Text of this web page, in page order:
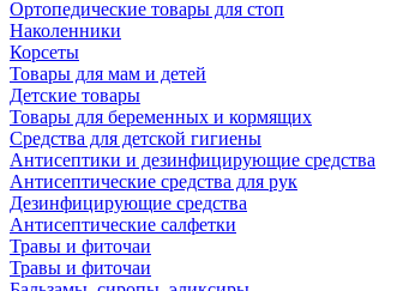
Ортопедические товары для стоп
Наколенники
Корсеты
Товары для мам и детей
Детские товары
Товары для беременных и кормящих
Средства для детской гигиены
Антисептики и дезинфицирующие средства
Антисептические средства для рук
Дезинфицирующие средства
Антисептические салфетки
Травы и фиточаи
Травы и фиточаи